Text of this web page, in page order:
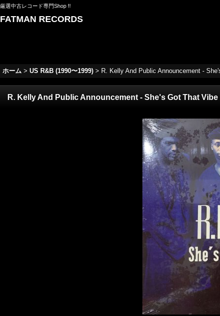
厳選中古レコード専門Shop !!
FATMAN RECORDS
ホーム > US R&B (1990〜1999) > R. Kelly And Public Announcement -
R. Kelly And Public Announcement - She's Got That Vibe